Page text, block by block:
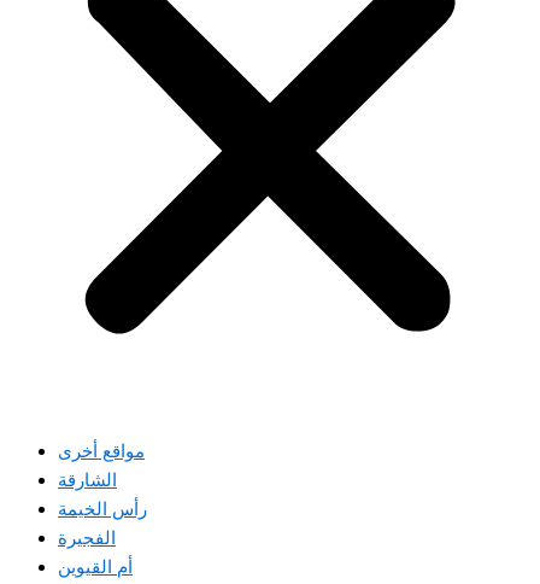
مواقع أخرى
الشارقة
رأس الخيمة
الفجيرة
أم القيوين